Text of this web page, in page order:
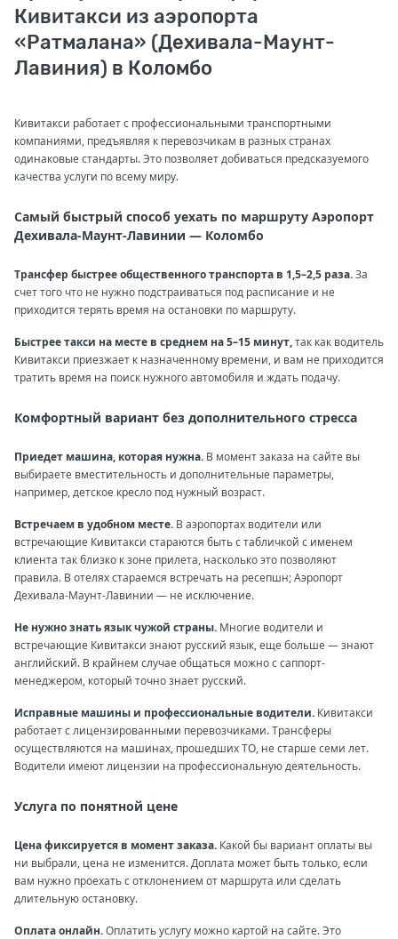
Кивитакси из аэропорта
«Ратмалана» (Дехивала-Маунт-
Лавиния) в Коломбо
Кивитакси работает с профессиональными транспортными
компаниями, предъявляя к перевозчикам в разных странах
одинаковые стандарты. Это позволяет добиваться предсказуемого
качества услуги по всему миру.
Самый быстрый способ уехать по маршруту Аэропорт
Дехивала-Маунт-Лавинии — Коломбо
Трансфер быстрее общественного транспорта в 1,5–2,5 раза.За
счет того что не нужно подстраиваться под расписание и не
приходится терять время на остановки по маршруту.
Быстрее такси на месте в среднем на 5–15 минут,так как водитель
Кивитакси приезжает к назначенному времени, и вам не приходится
тратить время на поиск нужного автомобиля и ждать подачу.
Комфортный вариант без дополнительного стресса
Приедет машина, которая нужна. В момент заказа на сайте вы
выбираете вместительность и дополнительные параметры,
например, детское кресло под нужный возраст.
Встречаем в удобном месте. В аэропортах водители или
встречающие Кивитакси стараются быть с табличкой с именем
клиента так близко к зоне прилета, насколько это позволяют
правила. В отелях стараемся встречать на ресепшн; Аэропорт
Дехивала-Маунт-Лавинии — не исключение.
Не нужно знать язык чужой страны. Многие водители и
встречающие Кивитакси знают русский язык, еще больше — знают
английский. В крайнем случае общаться можно с саппорт-
менеджером, который точно знает русский.
Исправные машины и профессиональные водители. Кивитакси
работает с лицензированными перевозчиками. Трансферы
осуществляются на машинах, прошедших ТО, не старше семи лет.
Водители имеют лицензии на профессиональную деятельность.
Услуга по понятной цене
Цена фиксируется в момент заказа. Какой бы вариант оплаты вы
ни выбрали, цена не изменится. Доплата может быть только, если
вам нужно проехать с отклонением от маршрута или сделать
длительную остановку.
Оплата онлайн.Оплатить услугу можно картой на сайте. Это